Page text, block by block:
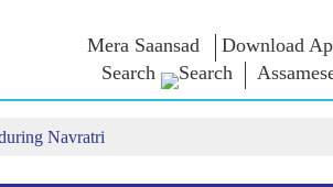
Mera Saansad Download
Search
শ্ৰেণীসমূহ
Navratri